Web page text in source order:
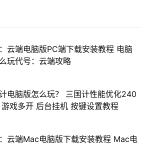
云端电脑版PC端下载安装教程 电脑
玩代号：云端攻略
电脑版怎么玩？ 三国计性能优化240
戏多开 后台挂机 按键设置教程
云端Mac电脑版下载安装教程 Mac电